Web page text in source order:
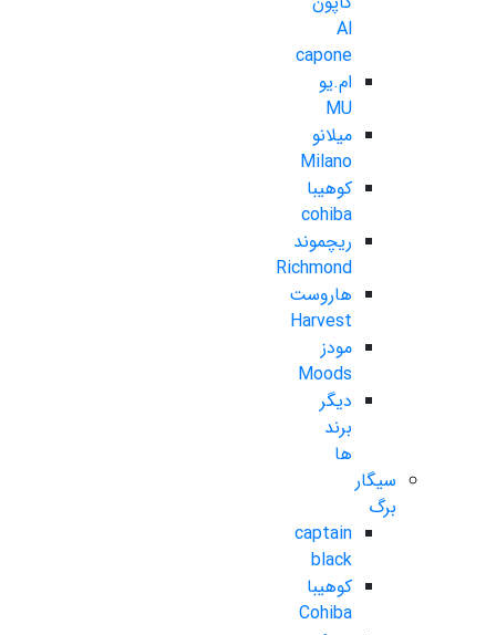
Al
capone
ام.یو
MU
میلانو
Milano
کوهیبا
cohiba
ریچموند
Richmond
هاروست
Harvest
مودز
Moods
دیگر
برند
ها
سیگار
برگ
captain
black
کوهیبا
Cohiba